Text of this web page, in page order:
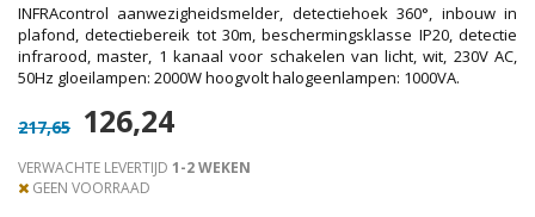
INFRAcontrol aanwezigheidsmelder, detectiehoek 360°, inbouw in
plafond, detectiebereik tot 30m, beschermingsklasse IP20, detectie
infrarood, master, 1 kanaal voor schakelen van licht, wit, 230V AC,
50Hz gloeilampen: 2000W hoogvolt halogeenlampen: 1000VA.
217,65 126,24
VERWACHTE LEVERTIJD 1-2 WEKEN
GEEN VOORRAAD